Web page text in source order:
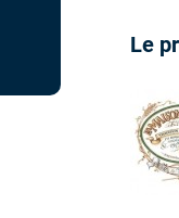
Le